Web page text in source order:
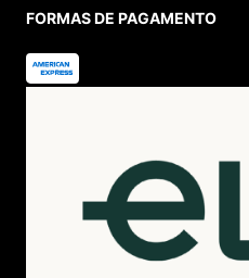
Design:Cabedal em
A versatilidade deste
em diversas ocasiões,
Destaques das Cores
FORMAS DE PAGAMENTO